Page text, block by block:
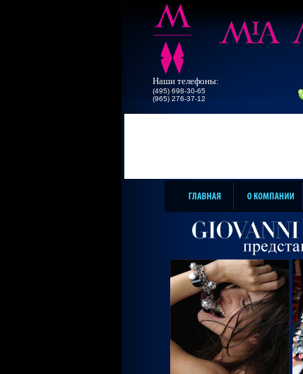
Наши телефоны:
(495) 698-30-65
(965) 276-37-12